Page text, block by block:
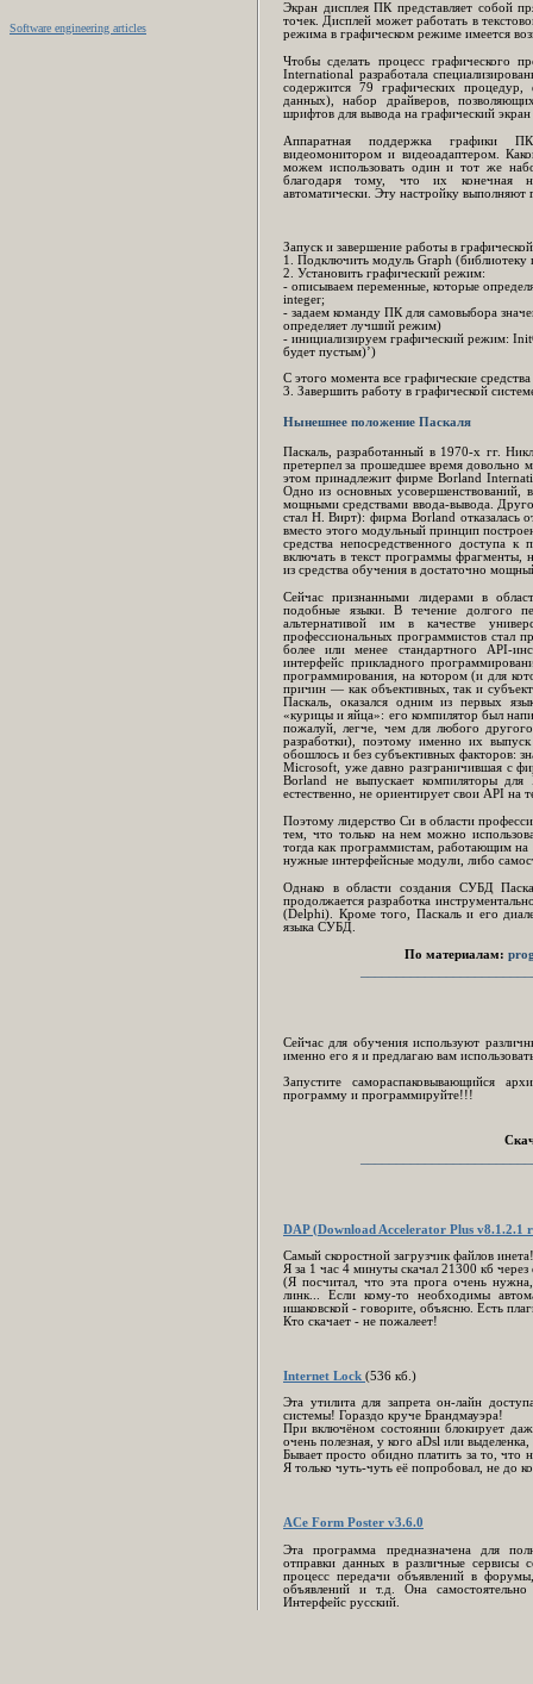
Software engineering articles
Экран дисплея ПК представляет собой
точек. Дисплей может работать в
режима в графическом режиме имеется
Чтобы сделать процесс графического
International разработала
содержится 79 графических
данных), набор драйверов,
шрифтов для вывода на графический
Аппаратная поддержка графики
видеомонитором и видеоадаптером.
можем использовать один и тот же
благодаря тому, что их конечная
автоматически. Эту настройку выполняют
Запуск и завершение работы в
1. Подключить модуль Graph (библиотеку
2. Установить графический режим:
- описываем переменные, которые
integer;
- задаем команду ПК для самовыбора
определяет лучший режим)
- инициализируем графический режим:
будет пустым)’)
С этого момента все графические
3. Завершить работу в графической
Нынешнее положение Паскаля
Паскаль, разработанный в 1970-х гг.
претерпел за прошедшее время довольно
этом принадлежит фирме Borland
Одно из основных усовершенствований,
мощными средствами ввода-вывода.
стал Н. Вирт): фирма Borland отказалась
вместо этого модульный принцип
средства непосредственного доступа
включать в текст программы фрагменты,
из средства обучения в достаточно
Сейчас признанными лидерами в
подобные языки. В течение долгого
альтернативой им в качестве
профессиональных программистов стал
более или менее стандартного API-
интерфейс прикладного
программирования, на котором (и для
причин — как объективных, так и
Паскаль, оказался одним из первых
«курицы и яйца»: его компилятор был
пожалуй, легче, чем для любого
разработки), поэтому именно их
обошлось и без субъективных факторов:
Microsoft, уже давно разграничившая с
Borland не выпускает компиляторы
естественно, не ориентирует свои API на
Поэтому лидерство Си в области
тем, что только на нем можно
тогда как программистам, работающим на
нужные интерфейсные модули, либо
Однако в области создания СУБД
продолжается разработка
(Delphi). Кроме того, Паскаль и его
языка СУБД.
По материалам:
Сейчас для обучения используют
именно его я и предлагаю вам
Запустите самораспаковывающийся
программу и программируйте!!!
DAP (Download Accelerator Plus v8.1.2.1
Самый скоростной загрузчик файлов инета!
Я за 1 час 4 минуты скачал 21300 кб через
(Я посчитал, что эта прога очень
линк... Если кому-то необходимы
ишаковской - говорите, объясню. Есть
Кто скачает - не пожалеет!
Internet Lock (536 кб.)
Эта утилита для запрета он-лайн
системы! Гораздо круче Брандмауэра!
При включёном состоянии блокирует
очень полезная, у кого aDsl или
Бывает просто обидно платить за то, что
Я только чуть-чуть её попробовал, не до
ACe Form Poster v3.6.0
Эта программа предназначена для
отправки данных в различные сервисы
процесс передачи объявлений в
объявлений и т.д. Она
Интерфейс русский.